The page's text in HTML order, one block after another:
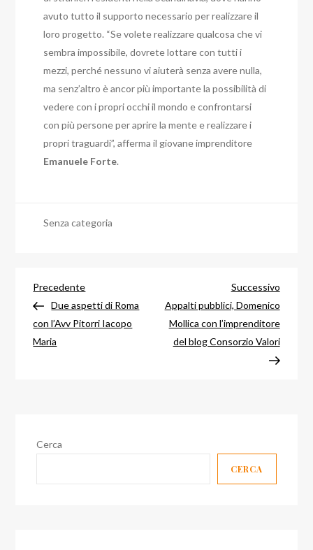
avuto tutto il supporto necessario per realizzare il
loro progetto. “Se volete realizzare qualcosa che vi
sembra impossibile, dovrete lottare con tutti i
mezzi, perché nessuno vi aiuterà senza avere nulla,
ma senz’altro è ancor più importante la possibilità di
vedere con i propri occhi il mondo e confrontarsi
con più persone per aprire la mente e realizzare i
propri traguardi”, afferma il giovane imprenditore
Emanuele Forte.
Senza categoria
Navigazione
articoli
Articolo
precedente
Precedente
Due aspetti di Roma
con l’Avv Pitorri Iacopo
Maria
Successivo
Appalti pubblici, Domenico
Mollica con l’imprenditore
del blog Consorzio Valori
Cerca
CERCA